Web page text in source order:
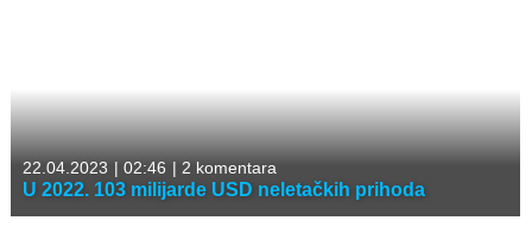
22.04.2023 | 02:46 | 2 komentara
U 2022. 103 milijarde USD neletačkih prihoda